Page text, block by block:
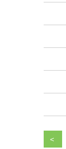
<